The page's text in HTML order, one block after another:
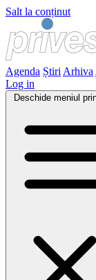
Salt la conținut
Agenda Știri Arhiva
Log in
Deschide meniul